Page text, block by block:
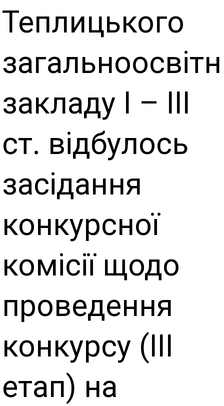
Теплицького
закладу І – ІІІ
ст. відбулось
засідання
конкурсної
комісії щодо
проведення
конкурсу (IІІ
етап) на